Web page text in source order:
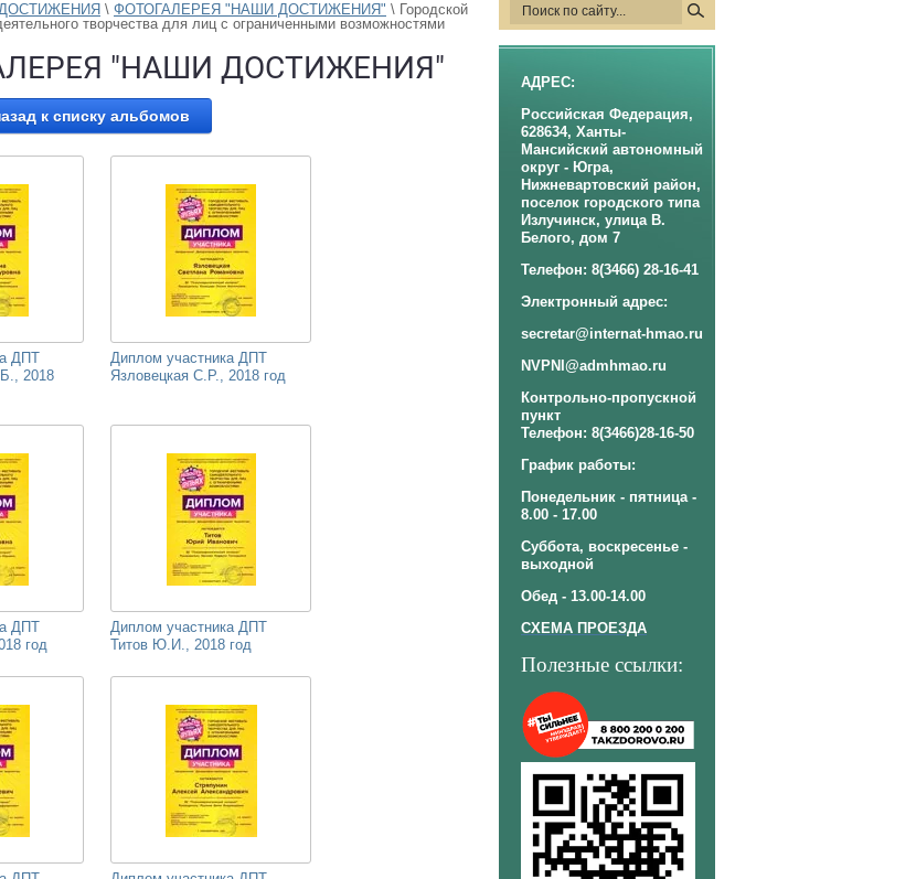
АДРЕС:
Российская Федерация,
628634, Ханты-
Мансийский автономный
округ - Югра,
Нижневартовский район,
поселок городского типа
Излучинск, улица В.
Белого, дом 7
Телефон: 8(3466) 28-16-41
Электронный адрес:
secretar@internat-hmao.ru
NVPNI@admhmao.ru
Контрольно-пропускной
пункт
Телефон: 8(3466)28-16-50
График работы:
Понедельник - пятница -
8.00 - 17.00
Суббота, воскресенье -
выходной
Обед - 13.00-14.00
СХЕМА ПРОЕЗДА
Полезные ссылки:
\ ФОТОГАЛЕРЕЯ "НАШИ ДОСТИЖЕНИЯ" \ Городской
творчества для лиц с ограниченными возможностями
"НАШИ ДОСТИЖЕНИЯ"
к списку альбомов
ДПТ
2018
Диплом участника ДПТ
Язловецкая С.Р., 2018 год
ДПТ
год
Диплом участника ДПТ
Титов Ю.И., 2018 год